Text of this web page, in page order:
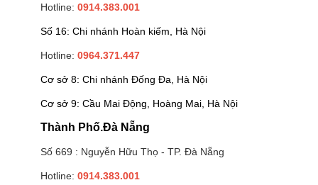
Hotline: 0914.383.001
Số 16: Chi nhánh Hoàn kiếm, Hà Nội
Hotline: 0964.371.447
Cơ sở 8: Chi nhánh Đống Đa, Hà Nội
Cơ sở 9: Cầu Mai Động, Hoàng Mai, Hà Nội
Thành Phố.Đà Nẵng
Số 669 : Nguyễn Hữu Thọ - TP. Đà Nẵng
Hotline: 0914.383.001